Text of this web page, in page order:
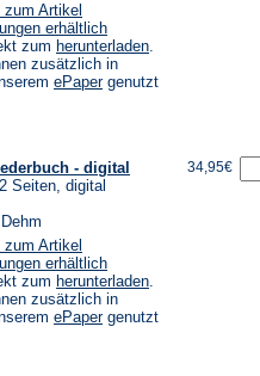
Artikel
erhältlich
zum herunterladen(Öffnet
einem
.
zusätzlich in
ePaper(Öffnet
genutzt
- digital
Seiten, digital
Artikel
erhältlich
zum herunterladen(Öffnet
einem
.
zusätzlich in
ePaper(Öffnet
genutzt
34,95€